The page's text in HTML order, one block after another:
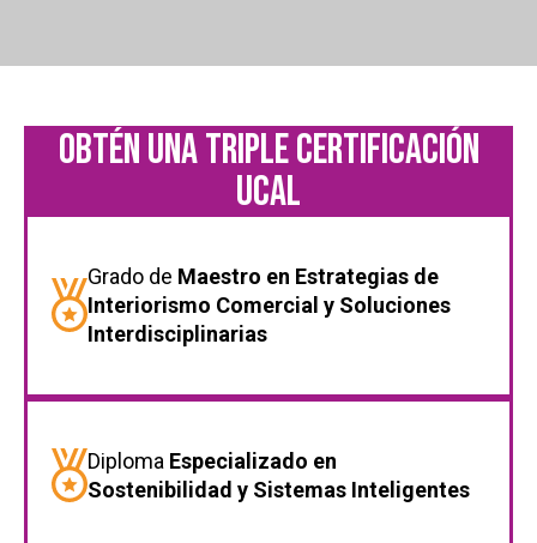
OBTÉN UNA TRIPLE CERTIFICACIÓN
UCAL
Grado de Maestro en Estrategias de
Interiorismo Comercial y Soluciones
Interdisciplinarias
Diploma Especializado en
Sostenibilidad y Sistemas Inteligentes